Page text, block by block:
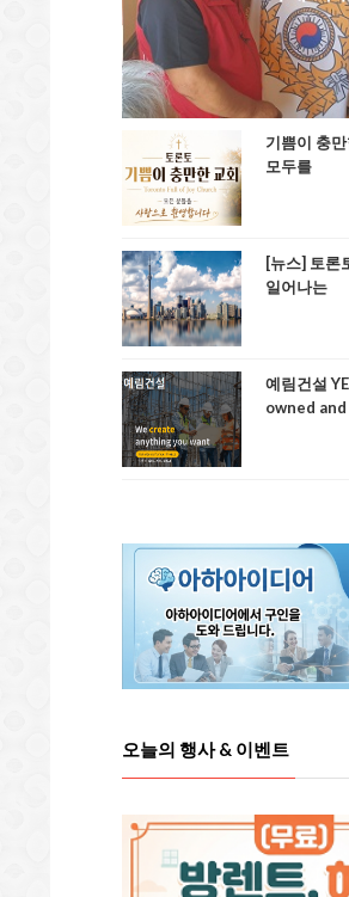
기쁨이 충
모두를
[뉴스] 토론
일어나는
예림건설
owned
오늘의 행사 & 이벤트